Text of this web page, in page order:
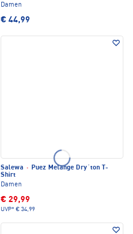
Damen
€ 44,99
Salewa · Puez Melange Dry´ton T-
Shirt
Damen
€ 29,99
UVP* € 34,99